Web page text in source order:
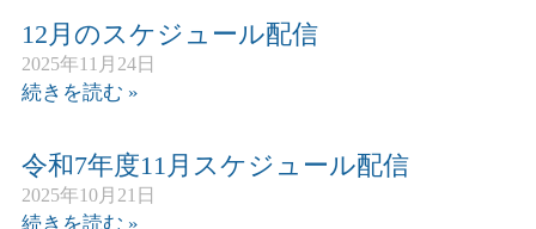
12月のスケジュール配信
2025年11月24日
続きを読む »
令和7年度11月スケジュール配信
2025年10月21日
続きを読む »